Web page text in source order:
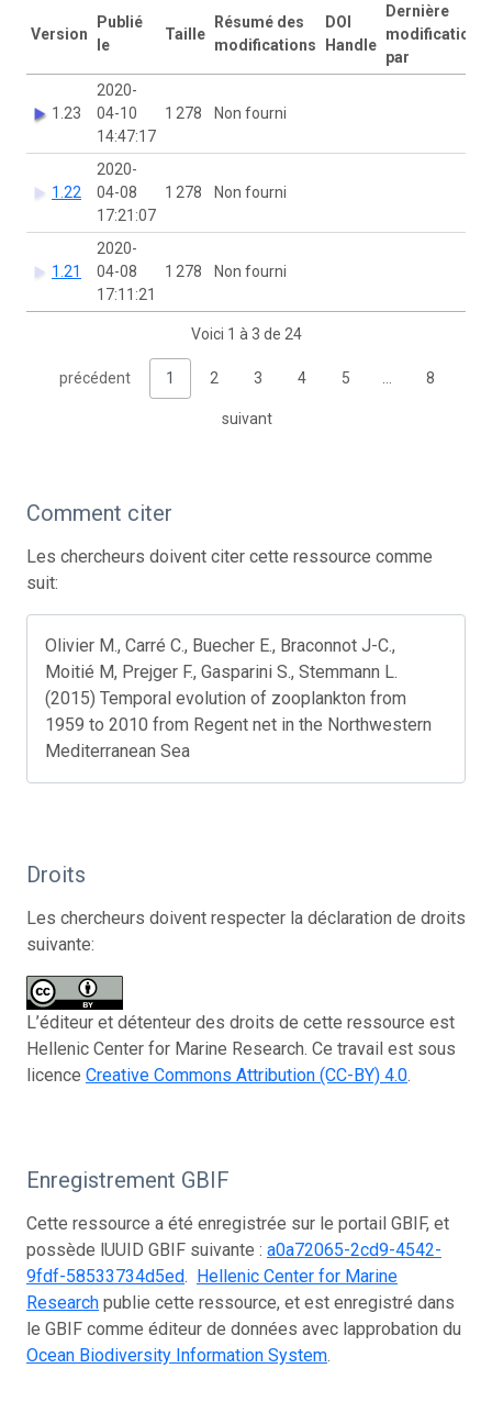
Version
Publié
le
Taille
Résumé des
modifications
DOI
Handle
Dernière
modification
par
1.23
2020-
04-10
14:47:17
1 278 Non fourni
1.22
2020-
04-08
17:21:07
1 278 Non fourni
1.21
2020-
04-08
17:11:21
1 278 Non fourni
Voici 1 à 3 de 24
précédent 1 2 3 4 5 8
suivant
Comment citer
Les chercheurs doivent citer cette ressource comme
suit:
Olivier M., Carré C., Buecher E., Braconnot J-C.,
Moitié M, Prejger F., Gasparini S., Stemmann L.
(2015) Temporal evolution of zooplankton from
1959 to 2010 from Regent net in the Northwestern
Mediterranean Sea
Droits
Les chercheurs doivent respecter la déclaration de droits
suivante:
L’éditeur et détenteur des droits de cette ressource est
Hellenic Center for Marine Research. Ce travail est sous
licence Creative Commons Attribution (CC-BY) 4.0.
Enregistrement GBIF
Cette ressource a été enregistrée sur le portail GBIF, et
possède lUUID GBIF suivante : a0a72065-2cd9-4542-
9fdf-58533734d5ed. Hellenic Center for Marine
Research publie cette ressource, et est enregistré dans
le GBIF comme éditeur de données avec lapprobation du
Ocean Biodiversity Information System.